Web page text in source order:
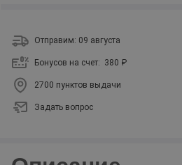
Отправим: 09 августа
Бонусов на счет: 380 ₽
2700 пунктов выдачи
Задать вопрос